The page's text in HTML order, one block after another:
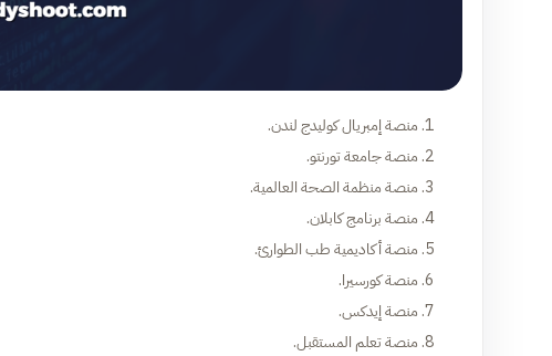
منصة إمبريال كوليدج لندن.
منصة جامعة تورنتو.
منصة منظمة الصحة العالمية.
منصة برنامج كابلان.
منصة أكاديمية طب الطوارئ.
منصة كورسيرا.
منصة إيدكس.
منصة تعلم المستقبل.